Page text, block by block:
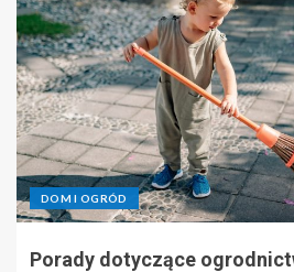
DOM I OGRÓD
Porady dotyczące